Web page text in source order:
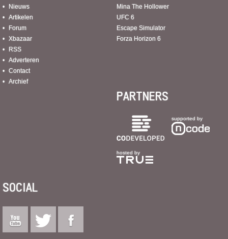
Nieuws
Artikelen
Forum
Xbazaar
RSS
Adverteren
Contact
Archief
Mina The Hollower
UFC 6
Escape Simulator
Forza Horizon 6
PARTNERS
supported by
hosted by
SOCIAL